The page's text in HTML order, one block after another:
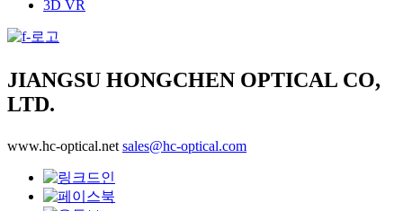
3D VR
JIANGSU HONGCHEN OPTICAL CO,
LTD.
www.hc-optical.net sales@hc-optical.com